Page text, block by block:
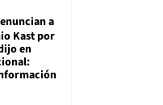
a
Kast por
en